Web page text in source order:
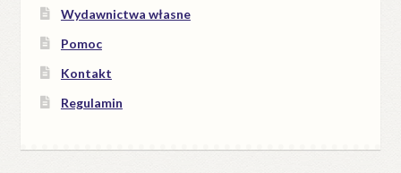
Wydawnictwa własne
Pomoc
Kontakt
Regulamin